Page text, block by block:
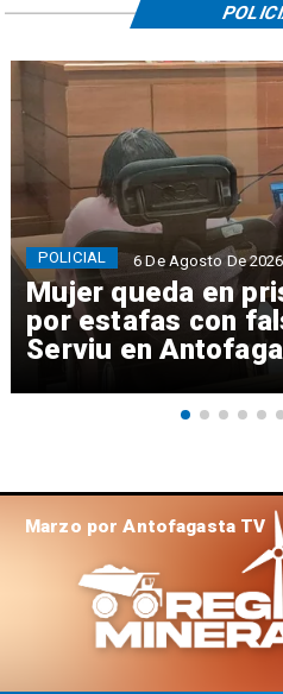
Mujer queda en
por estafas con
Serviu en
POLICIAL 6 De Agosto De 2026
Marzo por Antofagasta TV